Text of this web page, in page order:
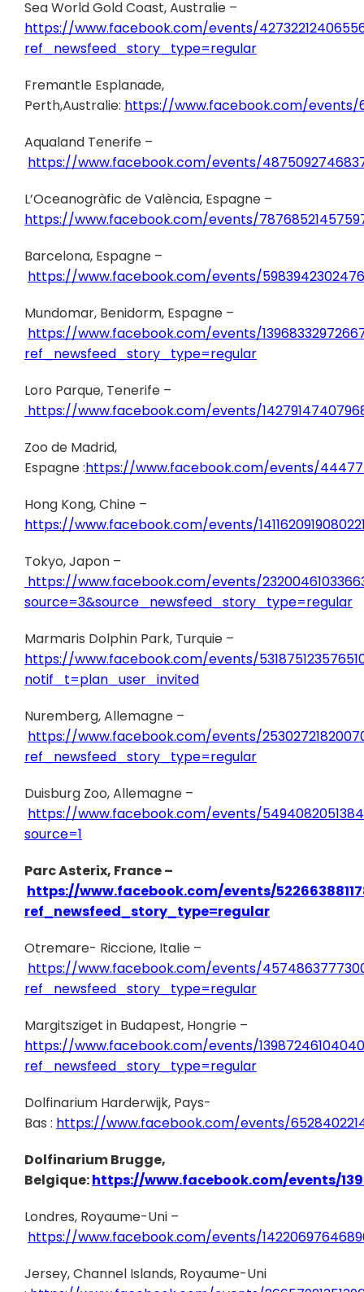
Sea World Gold Coast, Australie –
https://www.facebook.com/events/
ref_newsfeed_story_type=regular
Fremantle Esplanade,
Perth,Australie: https://www.facebook.com/events/
Aqualand Tenerife –
https://www.facebook.com/events/
L’Oceanogràfic de València, Espagne –
https://www.facebook.com/events/
Barcelona, Espagne –
https://www.facebook.com/events/
Mundomar, Benidorm, Espagne –
https://www.facebook.com/events/
ref_newsfeed_story_type=regular
Loro Parque, Tenerife –
https://www.facebook.com/events/
Zoo de Madrid,
Espagne :https://www.facebook.com/events/
Hong Kong, Chine –
https://www.facebook.com/events/
Tokyo, Japon –
https://www.facebook.com/events/
source=3&source_newsfeed_story_type=regular
Marmaris Dolphin Park, Turquie –
https://www.facebook.com/events/
notif_t=plan_user_invited
Nuremberg, Allemagne –
https://www.facebook.com/events/
ref_newsfeed_story_type=regular
Duisburg Zoo, Allemagne –
https://www.facebook.com/events/
source=1
Parc Asterix, France –
https://www.facebook.com/events/
ref_newsfeed_story_type=regular
Otremare- Riccione, Italie –
https://www.facebook.com/events/
ref_newsfeed_story_type=regular
Margitsziget in Budapest, Hongrie –
https://www.facebook.com/events/
ref_newsfeed_story_type=regular
Dolfinarium Harderwijk, Pays-
Bas : https://www.facebook.com/events/
Dolfinarium Brugge,
Belgique:https://www.facebook.com/events/
Londres, Royaume-Uni –
https://www.facebook.com/events/
Jersey, Channel Islands, Royaume-Uni